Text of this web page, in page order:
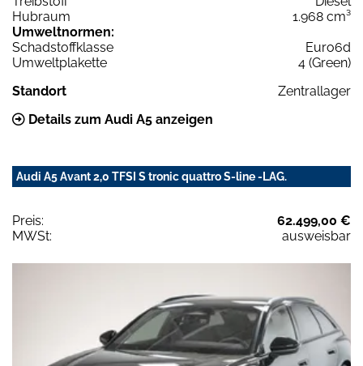
Hubraum
1.968 cm³
Umweltnormen:
Schadstoffklasse
Euro6d
Umweltplakette
4 (Green)
Standort
Zentrallager
Details zum Audi A5 anzeigen
Audi A5 Avant 2,0 TFSI S tronic quattro S-line -LAG.
Preis:
62.499,00 €
MWSt:
ausweisbar